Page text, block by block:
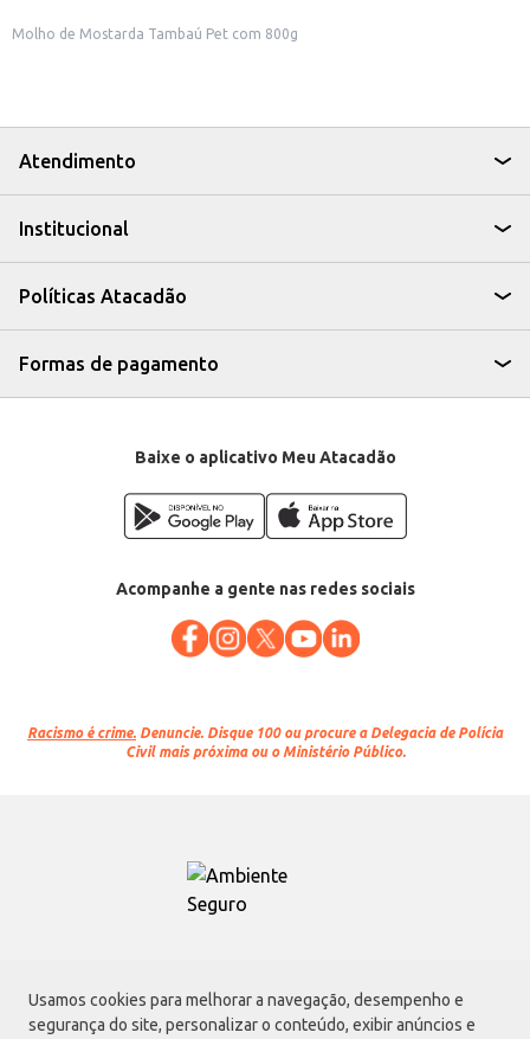
Usamos cookies para melhorar a navegação, desempenho e
segurança do site, personalizar o conteúdo, exibir anúncios e
Molho de Mostarda Tambaú Pet com 800g
Atendimento
Institucional
Políticas Atacadão
Formas de pagamento
Baixe o aplicativo Meu Atacadão
Acompanhe a gente nas redes sociais
Racismo é crime. Denuncie. Disque 100 ou procure a Delegacia de Polícia
Civil mais próxima ou o Ministério Público.
Atacadão S.A.
Avenida Morvan Dias de Figueiredo, 6169, Vila Maria, São Paulo - SP | CEP
02170-901 | CNPJ: 75.315.333/0001-09